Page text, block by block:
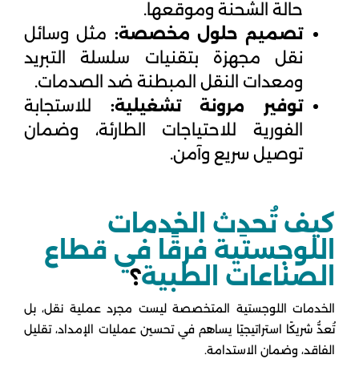
حالة الشحنة وموقعها.
تصميم حلول مخصصة: مثل وسائل
نقل مجهزة بتقنيات سلسلة التبريد
ومعدات النقل المبطنة ضد الصدمات.
توفير مرونة تشغيلية: للاستجابة
الفورية للاحتياجات الطارئة، وضمان
توصيل سريع وآمن.
كيف تُحدِث الخدمات
اللوجستية فرقًا في قطاع
الصناعات الطبية؟
الخدمات اللوجستية المتخصصة ليست مجرد عملية نقل، بل
تُعدُّ شريكًا استراتيجيًا يساهم في تحسين عمليات الإمداد، تقليل
الفاقد، وضمان الاستدامة.